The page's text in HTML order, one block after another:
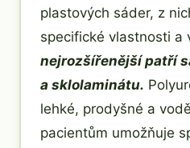
plastových sáder, z
specifické vlastnosti a
nejrozšířenější patří
a sklolaminátu.
lehké, prodyšné a
pacientům umožňuje